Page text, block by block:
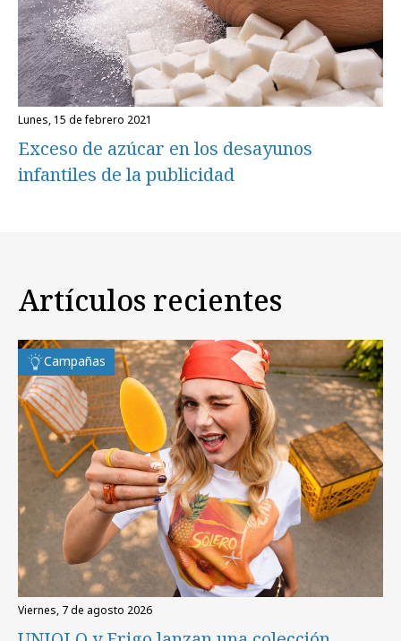
lunes, 15 de febrero 2021
Exceso de azúcar en los desayunos
infantiles de la publicidad
Artículos recientes
Campañas
viernes, 7 de agosto 2026